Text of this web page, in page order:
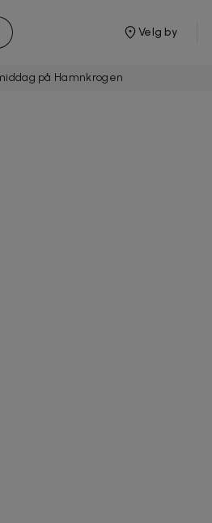
Velg by
på Hamnkrogen